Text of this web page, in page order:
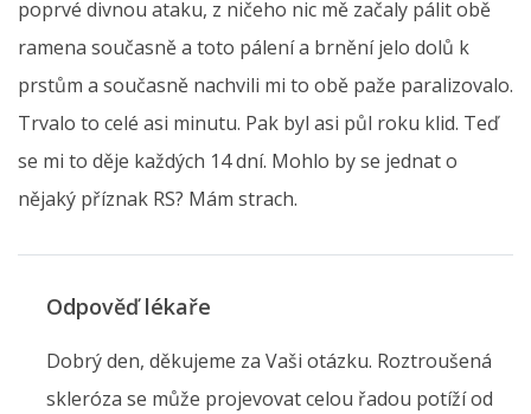
poprvé divnou ataku, z ničeho nic mě začaly pálit obě
ramena současně a toto pálení a brnění jelo dolů k
prstům a současně nachvili mi to obě paže paralizovalo.
Trvalo to celé asi minutu. Pak byl asi půl roku klid. Teď
se mi to děje každých 14 dní. Mohlo by se jednat o
nějaký příznak RS? Mám strach.
Odpověď lékaře
Dobrý den, děkujeme za Vaši otázku. Roztroušená
skleróza se může projevovat celou řadou potíží od